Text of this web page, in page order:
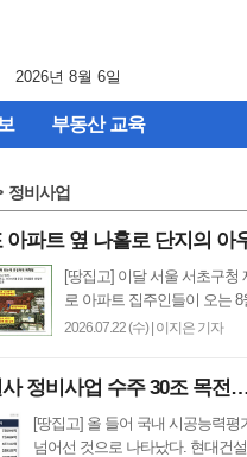
2026년 8월 6일
부동산 교육
정비사업
아파트 옆 나홀로 단지의
[땅집고] 이달 서울 서초구
로 아파트 집주인들이 오는
2026.07.22 (수)| 이지은 기자
정비사업 수주 30조 목전
[땅집고] 올 들어 국내 시공능력
넘어선 것으로 나타났다. 현대건